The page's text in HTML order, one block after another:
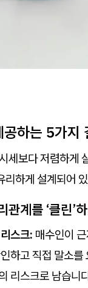
하는 5가지
세보다 저렴하게
리하게 설계되어
계를 ‘클린’
스크: 매수인이
하고 직접 말소
리스크로 남습니